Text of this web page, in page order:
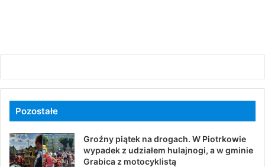
Pozostałe
Groźny piątek na drogach. W Piotrkowie
wypadek z udziałem hulajnogi, a w gminie
Grabica z motocyklistą